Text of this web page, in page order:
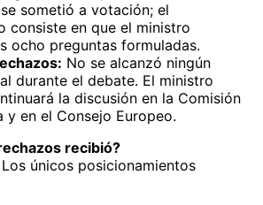
sometió a votación; el
consiste en que el ministro
ocho preguntas formuladas.
No se alcanzó ningún
durante el debate. El ministro
la discusión en la Comisión
y en el Consejo Europeo.
recibió?
únicos posicionamientos